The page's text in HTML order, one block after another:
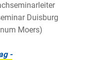
Duisburg
Moers)
-